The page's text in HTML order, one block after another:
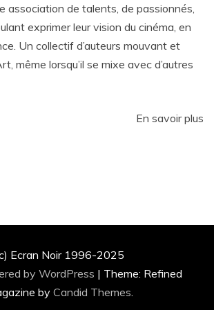
association de talents, de passionnés,
exprimer leur vision du cinéma, en
Un collectif d’auteurs mouvant et
même lorsqu’il se mixe avec d’autres
En savoir plus
Ecran Noir 1996-2025
by WordPress | Theme: Refined
by Candid Themes